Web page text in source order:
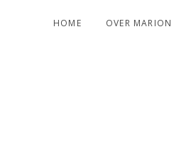
HOME OVER MARION